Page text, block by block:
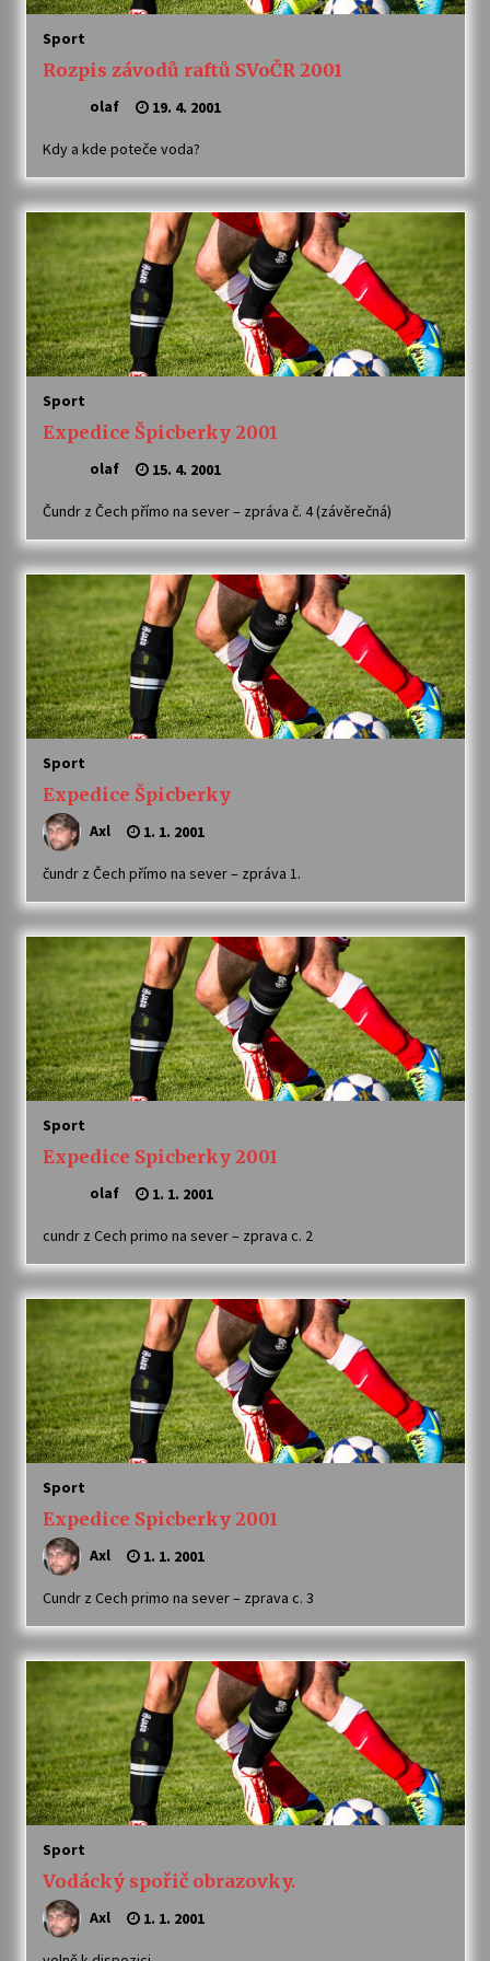
Želiv
Petr Adamec – Malovaný svět
30. 6. 2026
Sport
Rozpis závodů raftů SVoČR 2001
olaf 19. 4. 2001
Kdy a kde poteče voda?
Sport
Expedice Špicberky 2001
olaf 15. 4. 2001
Čundr z Čech přímo na sever – zpráva č. 4 (závěrečná)
Sport
Expedice Špicberky
Axl 1. 1. 2001
čundr z Čech přímo na sever – zpráva 1.
Sport
Expedice Spicberky 2001
olaf 1. 1. 2001
cundr z Cech primo na sever – zprava c. 2
Sport
Expedice Spicberky 2001
Axl 1. 1. 2001
Cundr z Cech primo na sever – zprava c. 3
Sport
Vodácký spořič obrazovky.
Axl 1. 1. 2001